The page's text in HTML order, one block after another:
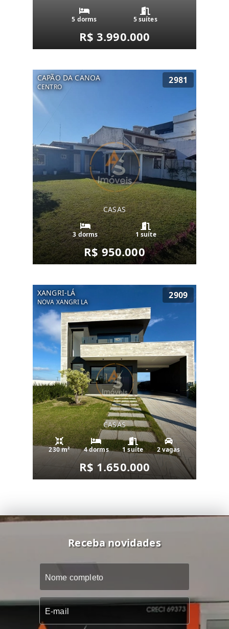
5 dorms 5 suítes
R$ 3.990.000
CAPÃO DA CANOA
CENTRO
2981
CASAS
3 dorms 1 suíte
R$ 950.000
XANGRI-LÁ
NOVA XANGRI LA
2909
CASAS
230 m² 4 dorms 1 suíte 2 vagas
R$ 1.650.000
Receba novidades